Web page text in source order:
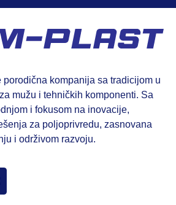
porodična kompanija sa tradicijom u
mužu i tehničkih komponenti. Sa
i fokusom na inovacije,
za poljoprivredu, zasnovana
i održivom razvoju.